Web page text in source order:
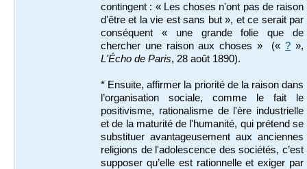
contingent : « Les choses n'ont pas de raison
d'être et la vie est sans but », et ce serait par
conséquent « une grande folie que de
chercher une raison aux choses » («? »,
L'Écho de Paris, 28 août 1890).
* Ensuite, affirmer la priorité de la raison dans
l’organisation sociale, comme le fait le
positivisme, rationalisme de l'ère industrielle
et de la maturité de l'humanité, qui prétend se
substituer avantageusement aux anciennes
religions de l'adolescence des sociétés, c’est
supposer qu’elle est rationnelle et exiger par